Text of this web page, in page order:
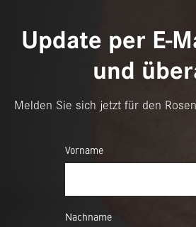
Update per E-
und
Melden Sie sich jetzt für den
Vorname
Nachname